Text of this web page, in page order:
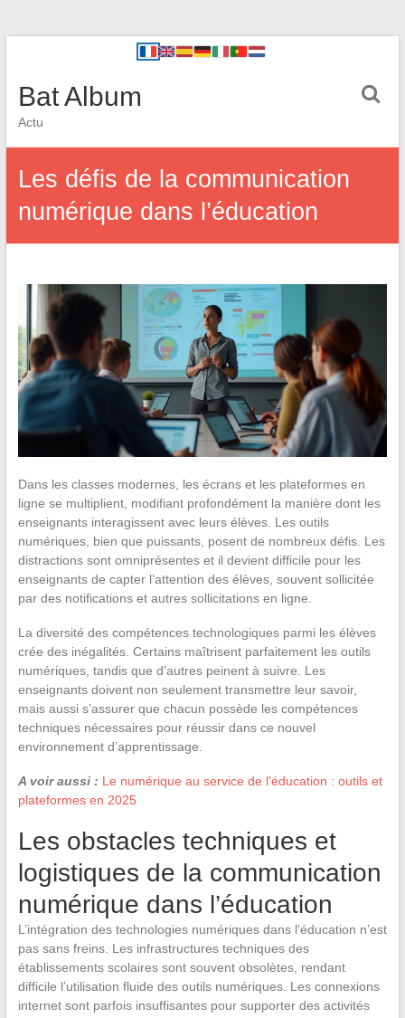
Bat Album
Actu
Les défis de la communication
numérique dans l’éducation
Dans les classes modernes, les écrans et les plateformes en
ligne se multiplient, modifiant profondément la manière dont les
enseignants interagissent avec leurs élèves. Les outils
numériques, bien que puissants, posent de nombreux défis. Les
distractions sont omniprésentes et il devient difficile pour les
enseignants de capter l’attention des élèves, souvent sollicitée
par des notifications et autres sollicitations en ligne.
La diversité des compétences technologiques parmi les élèves
crée des inégalités. Certains maîtrisent parfaitement les outils
numériques, tandis que d’autres peinent à suivre. Les
enseignants doivent non seulement transmettre leur savoir,
mais aussi s’assurer que chacun possède les compétences
techniques nécessaires pour réussir dans ce nouvel
environnement d’apprentissage.
A voir aussi : Le numérique au service de l'éducation : outils et
plateformes en 2025
Les obstacles techniques et
logistiques de la communication
numérique dans l’éducation
L’intégration des technologies numériques dans l’éducation n’est
pas sans freins. Les infrastructures techniques des
établissements scolaires sont souvent obsolètes, rendant
difficile l’utilisation fluide des outils numériques. Les connexions
internet sont parfois insuffisantes pour supporter des activités